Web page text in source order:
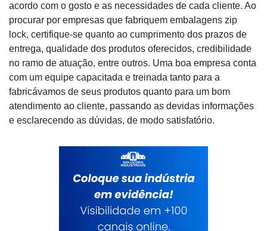
acordo com o gosto e as necessidades de cada cliente. Ao
procurar por empresas que fabriquem embalagens zip
lock, certifique-se quanto ao cumprimento dos prazos de
entrega, qualidade dos produtos oferecidos, credibilidade
no ramo de atuação, entre outros. Uma boa empresa conta
com um equipe capacitada e treinada tanto para a
fabricávamos de seus produtos quanto para um bom
atendimento ao cliente, passando as devidas informações
e esclarecendo as dúvidas, de modo satisfatório.